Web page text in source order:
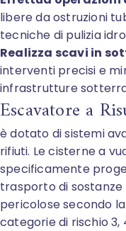
libere da ostruzioni
tecniche di pulizia
Realizza scavi in
interventi precisi e
infrastrutture
Escavatore a
è dotato di sistemi
rifiuti. Le cisterne a
specificamente
trasporto di sostanze
pericolose secondo
categorie di rischio 3,